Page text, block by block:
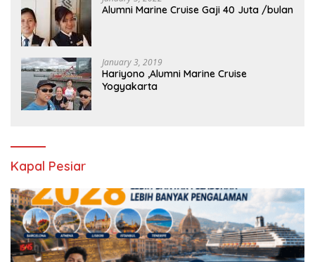
Alumni Marine Cruise Gaji 40 Juta /bulan
January 3, 2019
Hariyono ,Alumni Marine Cruise
Yogyakarta
Kapal Pesiar